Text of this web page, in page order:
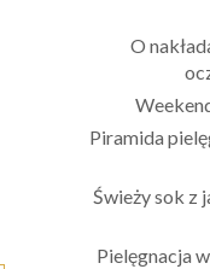
O
Piramida
Świeży sok z
Pielęgnacja